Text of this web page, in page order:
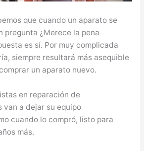
que cuando un aparato se
pregunta ¿Merece la pena
es sí. Por muy complicada
siempre resultará más asequible
un aparato nuevo.
en reparación de
a dejar su equipo
cuando lo compró, listo para
más.